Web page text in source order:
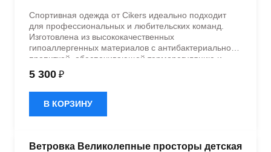
Спортивная одежда от Cikers идеально подходит
для профессиональных и любительских команд.
Изготовлена из высококачественных
гипоаллергенных материалов с антибактериальной
пропиткой, обеспечивающей терморегуляцию и
быстрое влагоотведение. Одежда обладает
эластичностью в 5 направлениях и стильным
дизайном.
5 300 ₽
В КОРЗИНУ
Ветровка Великолепные просторы детская